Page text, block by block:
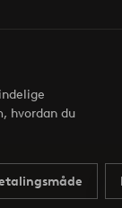
hvordan du